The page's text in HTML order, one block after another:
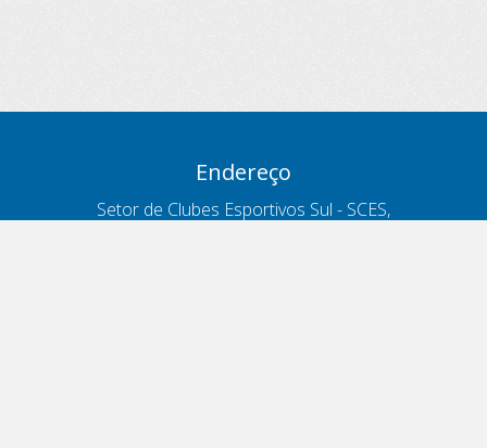
Endereço
Setor de Clubes Esportivos Sul - SCES,